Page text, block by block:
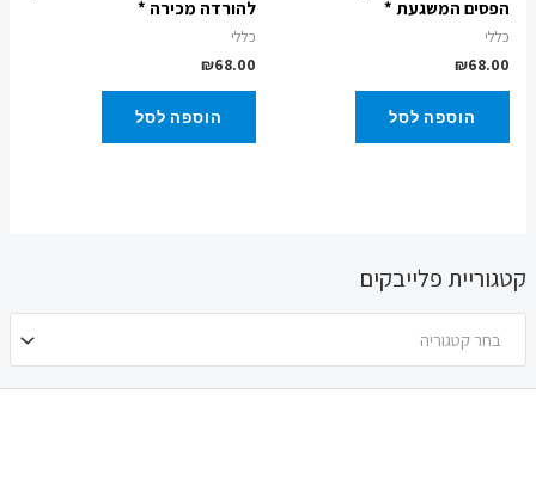
קטגוריית פלייבקים
בחר קטגוריה
הפסים המשגעת *
כללי
₪68.00
הוספה לסל
להורדה מכירה *
כללי
₪68.00
הוספה לסל